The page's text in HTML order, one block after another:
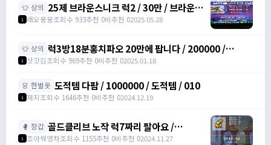
👕 상의 25제 브라운스니크 럭2 / 30만 / 브라운스
니크 럭2 /
1 래오뭉뭉조회수 933추천 0비추천 02025.05.28
👕 상의 럭3방18분홍치파오 20만에 팝니다 / 200000 /
https://open.kakao.com/o/sWQyydbh
1 삿갓김조회수 969추천 0비추천 02025.01.18
👗 한벌옷 도적템 다팜 / 1000000 / 도적템 / 010
1 재지조회수 1646추천 0비추천 02024.12.19
🥊 장갑 골드클리브 노작 럭7짜리 팔아요 /
1500000
1 조아쒀영차조회수 1155추천 0비추천 02024.11.27